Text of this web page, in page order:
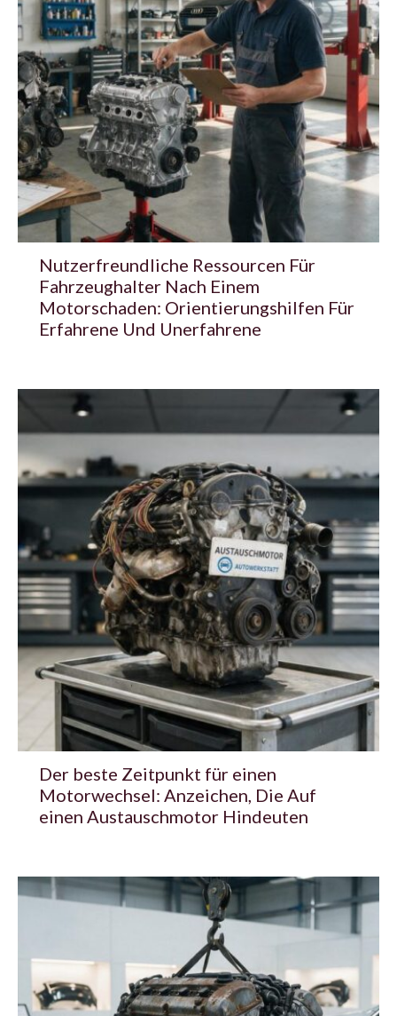
Nutzerfreundliche Ressourcen Für
Fahrzeughalter Nach Einem
Motorschaden: Orientierungshilfen Für
Erfahrene Und Unerfahrene
Der beste Zeitpunkt für einen
Motorwechsel: Anzeichen, Die Auf
einen Austauschmotor Hindeuten